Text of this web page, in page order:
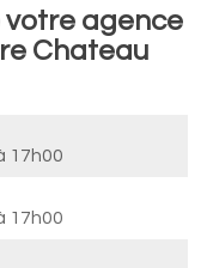
votre agence
Chateau
17h00
17h00